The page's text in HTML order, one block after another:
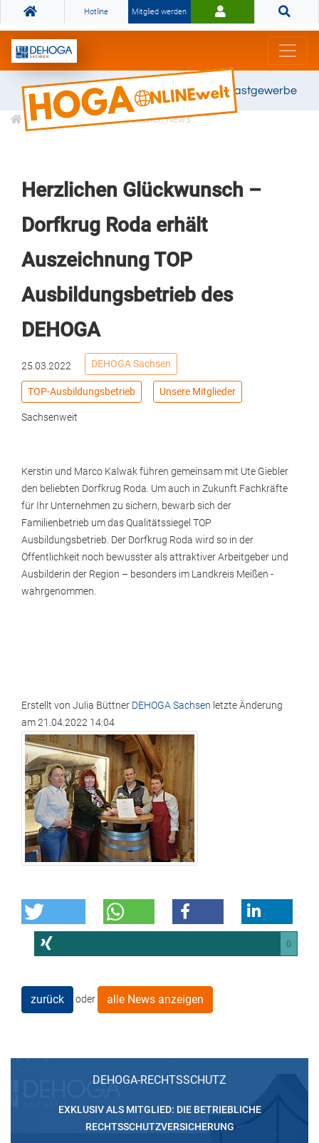
Hotline Mitglied werden
Gemeinsam stark für das Gastgewerbe
Informationen Branchen News
Herzlichen Glückwunsch –
Dorfkrug Roda erhält
Auszeichnung TOP
Ausbildungsbetrieb des
DEHOGA
25.03.2022 DEHOGA Sachsen
TOP-Ausbildungsbetrieb Unsere Mitglieder
Sachsenweit
Kerstin und Marco Kalwak führen gemeinsam mit Ute Giebler
den beliebten Dorfkrug Roda. Um auch in Zukunft Fachkräfte
für Ihr Unternehmen zu sichern, bewarb sich der
Familienbetrieb um das Qualitätssiegel TOP
Ausbildungsbetrieb. Der Dorfkrug Roda wird so in der
Öffentlichkeit noch bewusster als attraktiver Arbeitgeber und
Ausbilderin der Region – besonders im Landkreis Meißen -
wahrgenommen.
Erstellt von Julia Büttner DEHOGA Sachsen letzte Änderung
am21.04.2022 14:04
0
zurück oder alle News anzeigen
DEHOGA-RECHTSSCHUTZ
EXKLUSIV ALS MITGLIED: DIE BETRIEBLICHE
RECHTSSCHUTZVERSICHERUNG